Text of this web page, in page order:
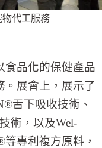
物代工服務
食品化的保健產品
。展會上，展示了
舌下吸收技術、
術，以及Wel-
專利複方原料，